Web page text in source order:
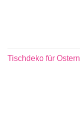
Tischdeko für